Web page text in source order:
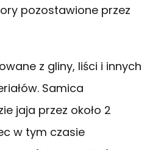
pozostawione przez
z gliny, liści i innych
Samica
jaja przez około 2
w tym czasie